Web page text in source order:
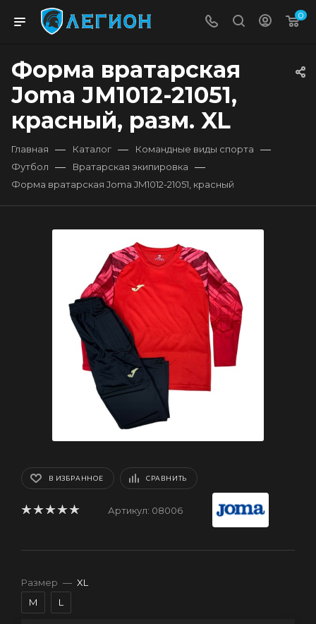
0
Форма вратарская
Joma JM1012-21051,
красный, разм. XL
Главная — Каталог — Командные виды спорта —
Футбол — Вратарская экипировка —
Форма вратарская Joma JM1012-21051, красный
В ИЗБРАННОЕ СРАВНИТЬ
Артикул: 08006
Размер — XL
M
L